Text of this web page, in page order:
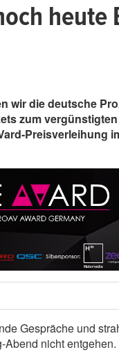
heute
wir die deutsche
zum
Preisverleihung
Gespräche und
nicht entgehen.